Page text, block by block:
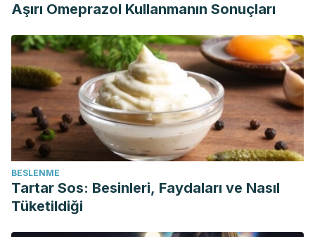
Aşırı Omeprazol Kullanmanın Sonuçları
BESLENME
Tartar Sos: Besinleri, Faydaları ve Nasıl
Tüketildiği